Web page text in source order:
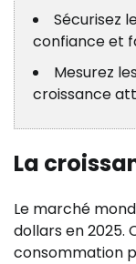
Sécurisez
confiance et
Mesurez
croissance
La
Le marché
dollars en 2025.
consommation